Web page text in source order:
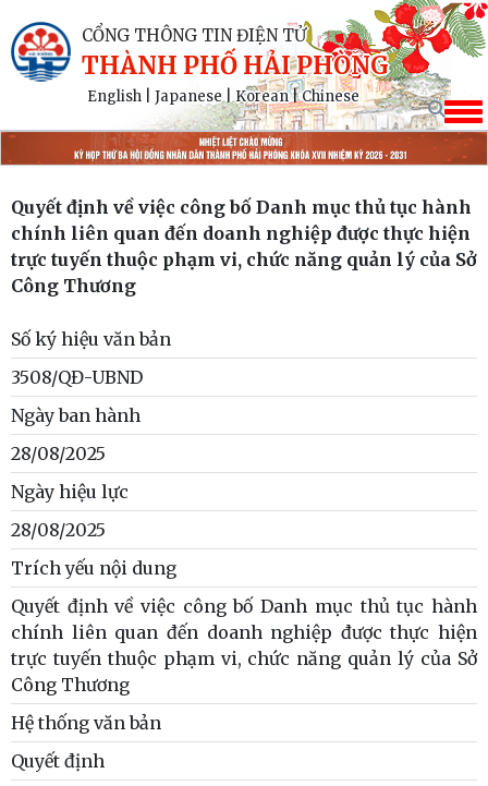
CỔNG THÔNG TIN ĐIỆN TỬ
THÀNH PHỐ HẢI PHÒNG
English Japanese|Korean|Chinese
Quyết định về việc công bố Danh mục thủ tục hành
chính liên quan đến doanh nghiệp được thực hiện
trực tuyến thuộc phạm vi, chức năng quản lý của Sở
Công Thương
Số ký hiệu văn bản
3508/QĐ-UBND
Ngày ban hành
28/08/2025
Ngày hiệu lực
28/08/2025
Trích yếu nội dung
Quyết định về việc công bố Danh mục thủ tục hành
chính liên quan đến doanh nghiệp được thực hiện
trực tuyến thuộc phạm vi, chức năng quản lý của Sở
Công Thương
Hệ thống văn bản
Quyết định